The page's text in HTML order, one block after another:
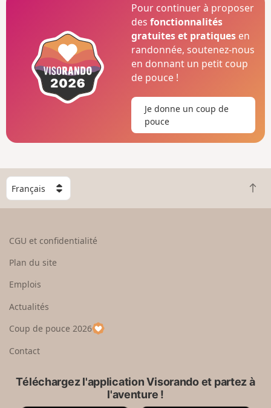
Pour continuer à proposer
desfonctionnalités
gratuites et pratiques en
randonnée, soutenez-nous
en donnant un petit coup
de pouce !
Je donne un coup de
pouce
C
h
o
e
u
p
a
R
e
CGU et confidentialité
Plan du site
Emplois
Actualités
Coup de pouce 2026
Contact
Téléchargez l'application Visorando et partez à
l'aventure !